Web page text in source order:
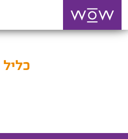
כליל